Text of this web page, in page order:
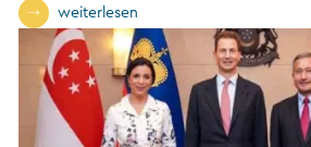
weiterlesen